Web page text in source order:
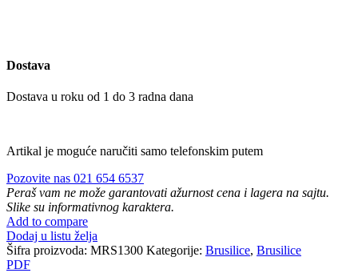
Dostava
Dostava u roku od 1 do 3 radna dana
Artikal je moguće naručiti samo telefonskim putem
Pozovite nas 021 654 6537
Peraš vam ne može garantovati ažurnost cena i lagera na sajtu.
Slike su informativnog karaktera.
Add to compare
Dodaj u listu želja
Šifra proizvoda: MRS1300 Kategorije: Brusilice, Brusilice
PDF